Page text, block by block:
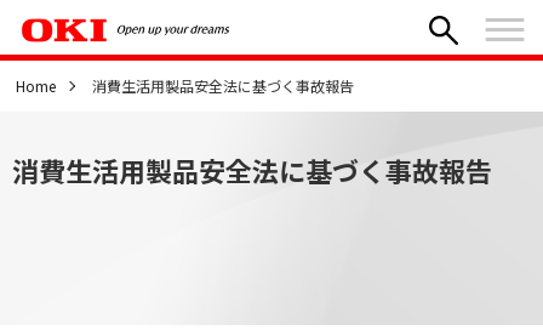
Home 消費生活用製品安全法に基づく事故報告
消費生活用製品安全法に基づく事故報告